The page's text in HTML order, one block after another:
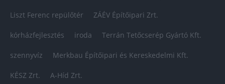
Liszt Ferenc repülőtér ZÁÉV Építőipari Zrt.
kórházfejlesztés iroda Terrán Tetőcserép Gyártó Kft.
szennyvíz Merkbau Építőipari és Kereskedelmi Kft.
KÉSZ Zrt. A-Híd Zrt.